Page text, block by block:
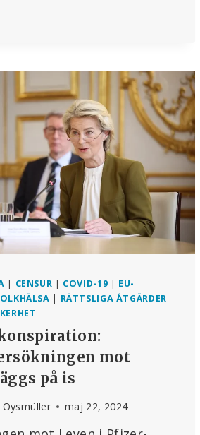
INFEKTIONER,
INTE
| CENSUR | COVID-19 | EU-
| RÄTTSLIGA ÅTGÄRDER
mot
på is
maj 22, 2024